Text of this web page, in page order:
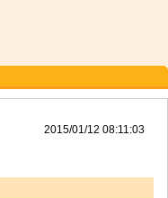
2015/01/12 08:11:03